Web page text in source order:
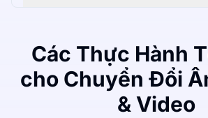
Các Thực Hành
cho Chuyển Đổi
& Video